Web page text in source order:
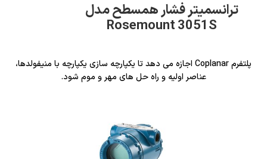
ترانسمیتر فشار همسطح مدل
Rosemount 3051S
پلتفرم Coplanar اجازه می دهد تا یکپارچه سازی یکپارچه با منیفولدها،
عناصر اولیه و راه حل های مهر و موم شود.